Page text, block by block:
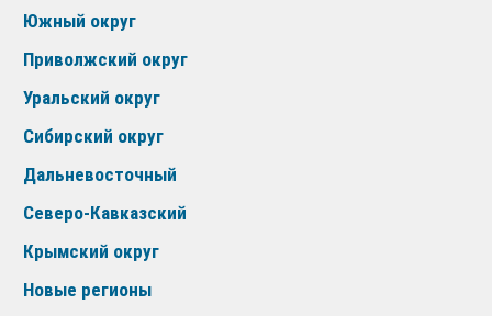
Южный округ
Приволжский округ
Уральский округ
Сибирский округ
Дальневосточный
Северо-Кавказский
Крымский округ
Новые регионы